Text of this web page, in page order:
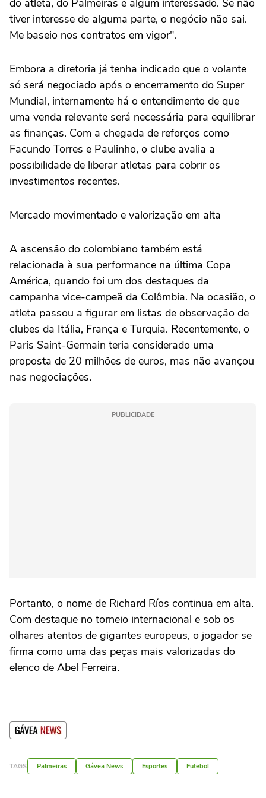
do atleta, do Palmeiras e algum interessado. Se não
tiver interesse de alguma parte, o negócio não sai.
Me baseio nos contratos em vigor".
Embora a diretoria já tenha indicado que o volante
só será negociado após o encerramento do Super
Mundial, internamente há o entendimento de que
uma venda relevante será necessária para equilibrar
as finanças. Com a chegada de reforços como
Facundo Torres e Paulinho, o clube avalia a
possibilidade de liberar atletas para cobrir os
investimentos recentes.
Mercado movimentado e valorização em alta
A ascensão do colombiano também está
relacionada à sua performance na última Copa
América, quando foi um dos destaques da
campanha vice-campeã da Colômbia. Na ocasião, o
atleta passou a figurar em listas de observação de
clubes da Itália, França e Turquia. Recentemente, o
Paris Saint-Germain teria considerado uma
proposta de 20 milhões de euros, mas não avançou
nas negociações.
PUBLICIDADE
Portanto, o nome de Richard Ríos continua em alta.
Com destaque no torneio internacional e sob os
olhares atentos de gigantes europeus, o jogador se
firma como uma das peças mais valorizadas do
elenco de Abel Ferreira.
TAGS Palmeiras Gávea News Esportes Futebol